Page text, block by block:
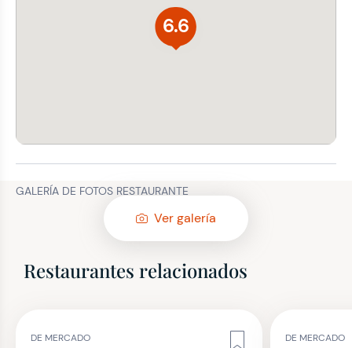
6.6
GALERÍA DE FOTOS RESTAURANTE
Ver galería
Restaurantes relacionados
DE MERCADO DE MERCADO